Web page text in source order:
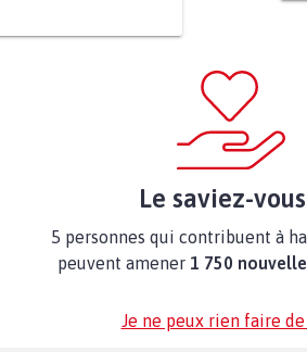
Le saviez-
5 personnes qui contribuent à
peuvent amener 1 750
Je ne peux rien faire